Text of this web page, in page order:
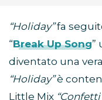
“Holiday”fa
“Break Up Song”
diventato una
“Holiday”è
Little Mix